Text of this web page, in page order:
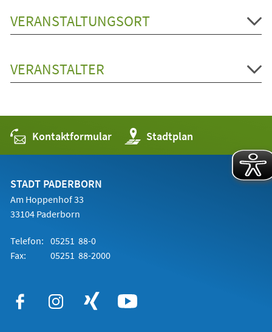
VERANSTALTUNGSORT
VERANSTALTER
Kontaktformular Stadtplan
(Öffnet
in
einem
STADT PADERBORN
Am Hoppenhof 33
33104 Paderborn
Telefon: 05251 88-0
Fax:
05251 88-2000